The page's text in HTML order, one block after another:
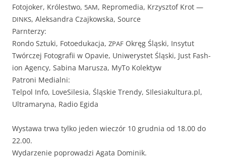
Foto­jok­er, Królest­wo, 5AM, Repro­me­dia, Krzysztof Krot —
DINKS, Alek­san­dra Cza­jkows­ka, Source
Parnterzy:
Ron­do Sztu­ki, Fotoe­dukac­ja, ZPAF Okręg Śląs­ki, Insy­tut
Twór­czej Fotografii w Opavie, Uni­w­erys­tet Śląs­ki, Just Fash­
ion Agency, Sabi­na Marusza, MyTo Kolektyw
Patroni Medialni:
Telpol Info, LoveSile­sia, Śląskie Trendy, SIlesiakultura.pl,
Ultra­mary­na, Radio Egida
Wys­tawa trwa tylko jeden wieczór 10 grud­nia od 18.00 do
22.00.
Wydarze­nie poprowadzi Aga­ta Dominik.